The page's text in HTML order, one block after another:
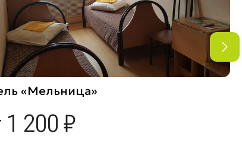
«Мельница»
1 200 ₽